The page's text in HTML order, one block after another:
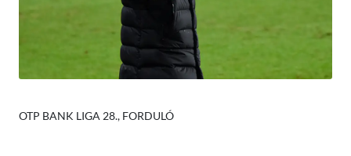
OTP BANK LIGA 28., FORDULÓ